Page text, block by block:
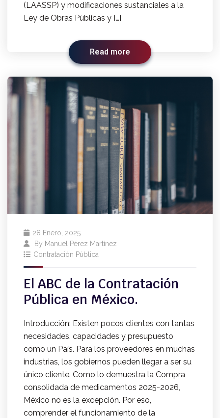
(LAASSP) y modificaciones sustanciales a la
Ley de Obras Públicas y […]
Read more
28 Enero, 2025
By Manuel Pérez Martínez
Contratación Pública
El ABC de la Contratación
Pública en México.
Introducción: Existen pocos clientes con tantas
necesidades, capacidades y presupuesto
como un País. Para los proveedores en muchas
industrias, los gobiernos pueden llegar a ser su
único cliente. Como lo demuestra la Compra
consolidada de medicamentos 2025-2026,
México no es la excepción. Por eso,
comprender el funcionamiento de la